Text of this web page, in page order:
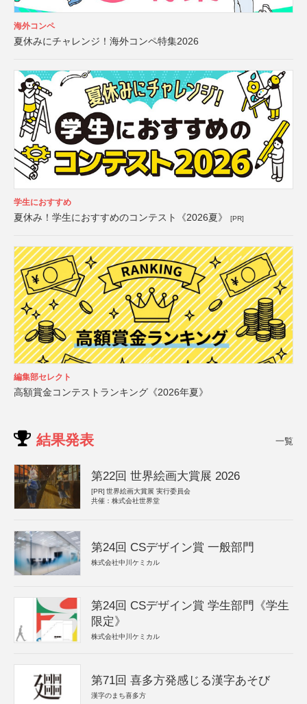
海外コンペ
夏休みにチャレンジ！海外コンペ特集2026
学生におすすめ
夏休み！学生におすすめのコンテスト《2026夏》 [PR]
編集部セレクト
高額賞金コンテストランキング《2026年夏》
結果発表 一覧
第22回 世界絵画大賞展 2026
[PR] 世界絵画大賞展 実行委員会
共催：株式会社世界堂
第24回 CSデザイン賞 一般部門
株式会社中川ケミカル
第24回 CSデザイン賞 学生部門《学生
限定》
株式会社中川ケミカル
第71回 喜多方発感じる漢字あそび
漢字のまち喜多方